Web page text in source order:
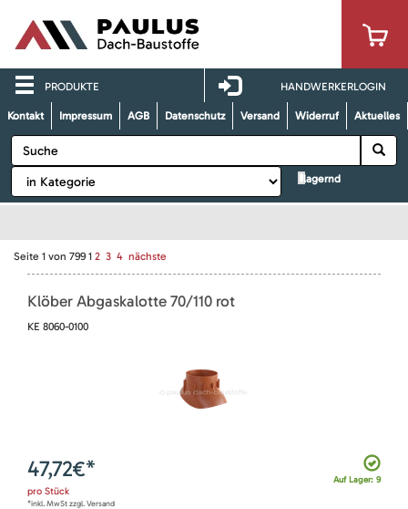
PRODUKTE HANDWERKERLOGIN
Kontakt Impressum AGB Datenschutz Versand Widerruf Aktuelles
lagernd
Seite 1 von 799 1 2 3 4 nächste
Klöber Abgaskalotte 70/110 rot
KE 8060-0100
Auf Lager: 9
47,72€*
pro Stück
*inkl. MwSt zzgl. Versand